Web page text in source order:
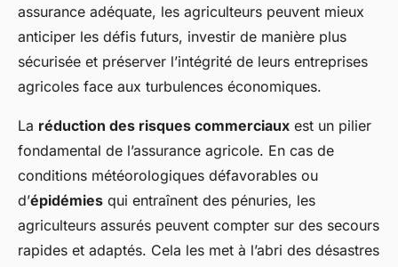
assurance adéquate, les agriculteurs peuvent mieux
anticiper les défis futurs, investir de manière plus
sécurisée et préserver l’intégrité de leurs entreprises
agricoles face aux turbulences économiques.
La réduction des risques commerciaux est un pilier
fondamental de l’assurance agricole. En cas de
conditions météorologiques défavorables ou
d’épidémies qui entraînent des pénuries, les
agriculteurs assurés peuvent compter sur des secours
rapides et adaptés. Cela les met à l’abri des désastres